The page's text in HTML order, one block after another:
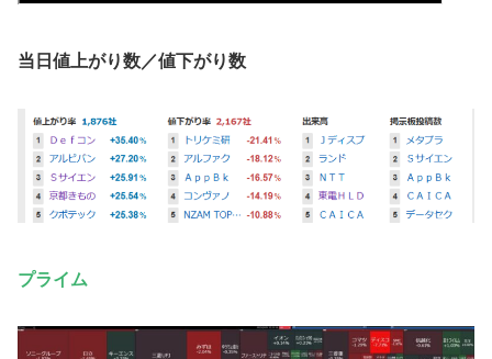
当日値上がり数／値下がり数
プライム